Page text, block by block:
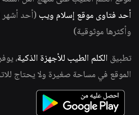
أحد فتاوى موقع إسلام ويب (أحد أشهر
وأكثرها موثوقية)
تطبيق الكلم الطيب للأجهزة الذكية،
الموقع في مساحة صغيرة ولا يحتاج